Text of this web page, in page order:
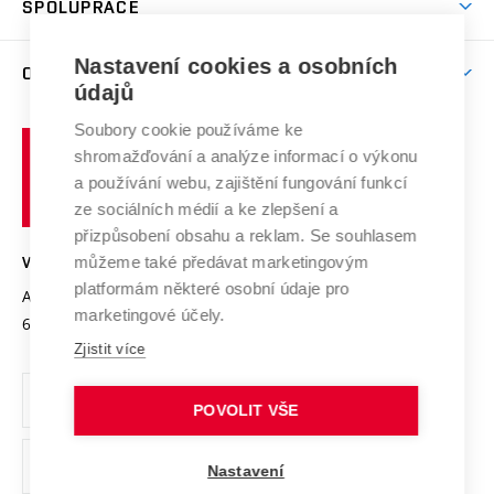
Brno
Celoživotní vzdělávání
E-přihláška
Závěrečné práce
Doktorské studium
Studium bez bariér
Podpora podnikání
Mezinárodní vědecká rada
Systém zajišťování kvality výzkumu
Výzkumné infrastruktury
Transfer znalostí
Open Science
Projekty
Projekty ze strukturálních fondů
Specifický výzkum
SPOLUPRÁCE
Zahraniční spolupráce
Spolupráce se školami
Služby univerzity
Mezinárodní dohody
Univerzitní sítě
O UNIVERZITĚ
Profil univerzity
Udržitelná univerzita
Podnikavá univerzita / ContriBUTe
Bezpečná univerzita
Vyznamenání
Organizační struktura
Ochrana osobních údajů
odkaz)
učení
technické
VYSOKÉ UČENÍ TECHNICKÉ V BRNĚ
Antonínská 548/1
602 00 Brno
www.vut.cz
vut@vutbr.cz
Nastavení cookies a osobních
údajů
Soubory cookie používáme ke
shromažďování a analýze informací o výkonu
a používání webu, zajištění fungování funkcí
ze sociálních médií a ke zlepšení a
přizpůsobení obsahu a reklam. Se souhlasem
můžeme také předávat marketingovým
platformám některé osobní údaje pro
marketingové účely.
Zjistit více
POVOLIT VŠE
Nastavení